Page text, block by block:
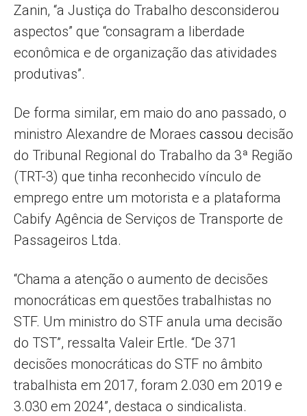
Zanin, “a Justiça do Trabalho desconsiderou
aspectos” que “consagram a liberdade
econômica e de organização das atividades
produtivas”.
De forma similar, em maio do ano passado, o
ministro Alexandre de Moraes cassou decisão
do Tribunal Regional do Trabalho da 3ª Região
(TRT-3) que tinha reconhecido vínculo de
emprego entre um motorista e a plataforma
Cabify Agência de Serviços de Transporte de
Passageiros Ltda.
“Chama a atenção o aumento de decisões
monocráticas em questões trabalhistas no
STF. Um ministro do STF anula uma decisão
do TST”, ressalta Valeir Ertle. “De 371
decisões monocráticas do STF no âmbito
trabalhista em 2017, foram 2.030 em 2019 e
3.030 em 2024”, destaca o sindicalista.